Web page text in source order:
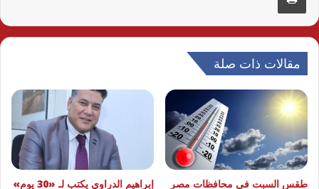
مقالات ذات صلة
طقس السبت في محافظات مصر
إبراهيم الدراوي يكتب لـ «30 يوم»